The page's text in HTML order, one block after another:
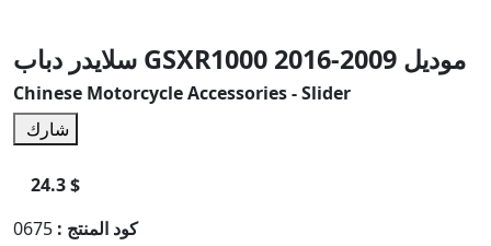
سلايدر دباب GSXR1000 موديل 2009-2016
Chinese Motorcycle Accessories - Slider
شارك
24.3 $
كود المنتج :